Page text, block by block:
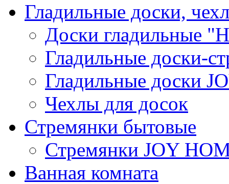
Гладильные доски,
Доски гладильные
Гладильные доски-
Гладильные доски
Чехлы для досок
Стремянки бытовые
Стремянки JOY
Ванная комната